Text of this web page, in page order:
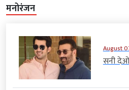
मनोरंजन
August
सनी